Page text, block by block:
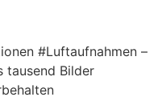
#Luftaufnahmen –
tausend Bilder